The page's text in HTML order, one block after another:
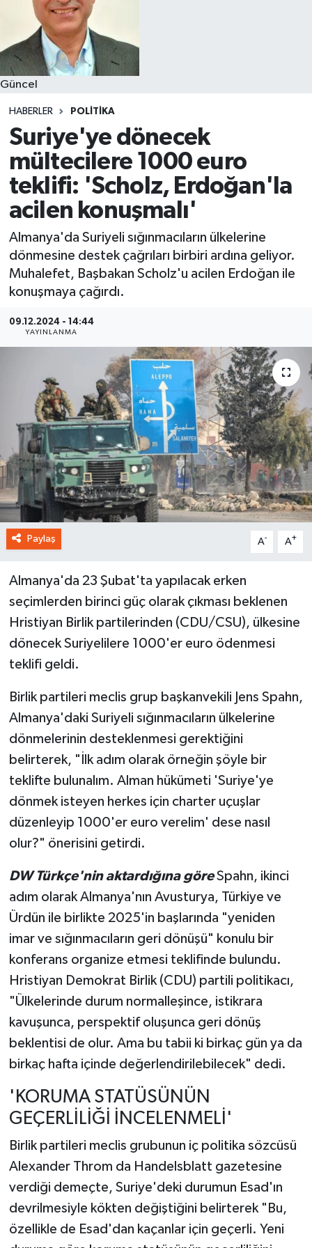
Güncel
HABERLER POLITIKA
Suriye'ye dönecek
mültecilere 1000 euro
teklifi: 'Scholz, Erdoğan'la
acilen konuşmalı'
Almanya'da Suriyeli sığınmacıların ülkelerine
dönmesine destek çağrıları birbiri ardına geliyor.
Muhalefet, Başbakan Scholz'u acilen Erdoğan ile
konuşmaya çağırdı.
09.12.2024 - 14:44
YAYINLANMA
Paylaş A- A+
Almanya'da 23 Şubat'ta yapılacak erken
seçimlerden birinci güç olarak çıkması beklenen
Hristiyan Birlik partilerinden (CDU/CSU), ülkesine
dönecek Suriyelilere 1000'er euro ödenmesi
teklifi geldi.
Birlik partileri meclis grup başkanvekili Jens Spahn,
Almanya'daki Suriyeli sığınmacıların ülkelerine
dönmelerinin desteklenmesi gerektiğini
belirterek, "İlk adım olarak örneğin şöyle bir
teklifte bulunalım. Alman hükümeti 'Suriye'ye
dönmek isteyen herkes için charter uçuşlar
düzenleyip 1000'er euro verelim' dese nasıl
olur?" önerisini getirdi.
DW Türkçe'nin aktardığına göreSpahn, ikinci
adım olarak Almanya'nın Avusturya, Türkiye ve
Ürdün ile birlikte 2025'in başlarında "yeniden
imar ve sığınmacıların geri dönüşü" konulu bir
konferans organize etmesi teklifinde bulundu.
Hristiyan Demokrat Birlik (CDU) partili politikacı,
"Ülkelerinde durum normalleşince, istikrara
kavuşunca, perspektif oluşunca geri dönüş
beklentisi de olur. Ama bu tabii ki birkaç gün ya da
birkaç hafta içinde değerlendirilebilecek" dedi.
'KORUMA STATÜSÜNÜN
GEÇERLİLİĞİ İNCELENMELİ'
Birlik partileri meclis grubunun iç politika sözcüsü
Alexander Throm da Handelsblatt gazetesine
verdiği demeçte, Suriye'deki durumun Esad'ın
devrilmesiyle kökten değiştiğini belirterek "Bu,
özellikle de Esad'dan kaçanlar için geçerli. Yeni